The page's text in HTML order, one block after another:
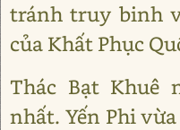
tránh truy binh
của Khất Phục
Thác Bạt Khuê
nhất. Yến Phi